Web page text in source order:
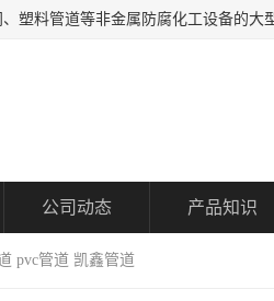
公司动态 产品知识
pvc管道 凯鑫管道